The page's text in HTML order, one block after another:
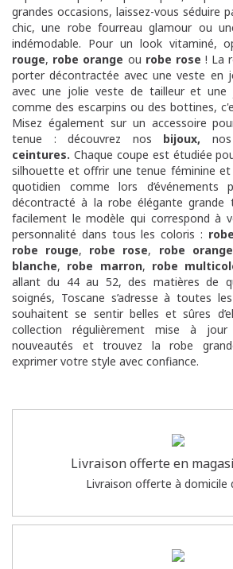
grandes occasions, laissez-vous séduire
chic, une robe fourreau glamour ou
indémodable. Pour un look vitaminé,
rouge, robe orange ou robe rose ! La
porter décontractée avec une veste en
avec une jolie veste de tailleur et une
comme des escarpins ou des bottines,
Misez également sur un accessoire
tenue : découvrez nos bijoux,
ceintures. Chaque coupe est étudiée
silhouette et offrir une tenue féminine et
quotidien comme lors d’événements
décontracté à la robe élégante grande
facilement le modèle qui correspond à
personnalité dans tous les coloris :
robe rouge, robe rose, robe orange
blanche, robe marron, robe
allant du 44 au 52, des matières de
soignés, Toscane s’adresse à toutes
souhaitent se sentir belles et sûres
collection régulièrement mise à
nouveautés et trouvez la robe
exprimer votre style avec confiance.
Livraison offerte en
Livraison offerte à domicile